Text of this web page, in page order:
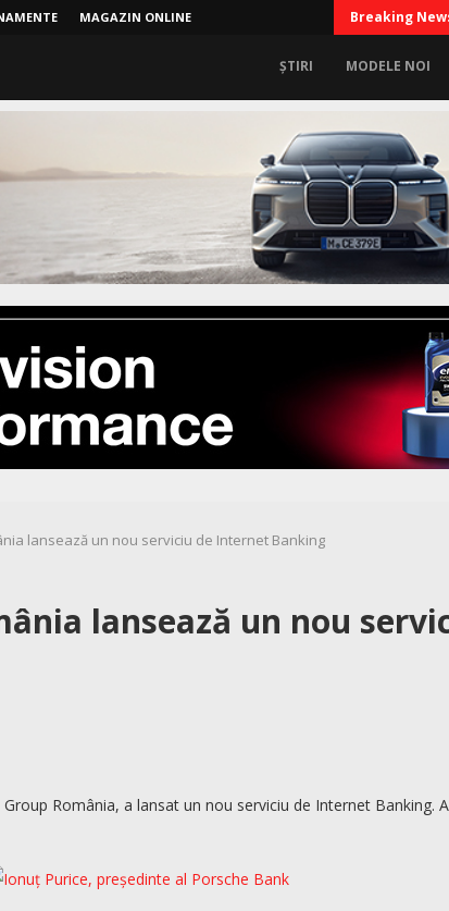
MAGAZIN ONLINE Breaking
ȘTIRI MODELE NOI
lansează un nou serviciu de Internet Banking
lansează un nou
România, a lansat un nou serviciu de Internet Banking.